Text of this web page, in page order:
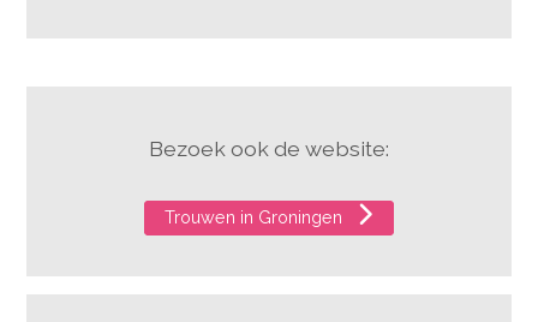
Bezoek ook de website:
Trouwen in Groningen